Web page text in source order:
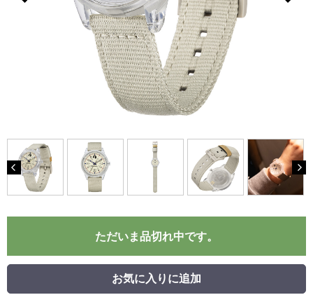
ただいま品切れ中です。
お気に入りに追加